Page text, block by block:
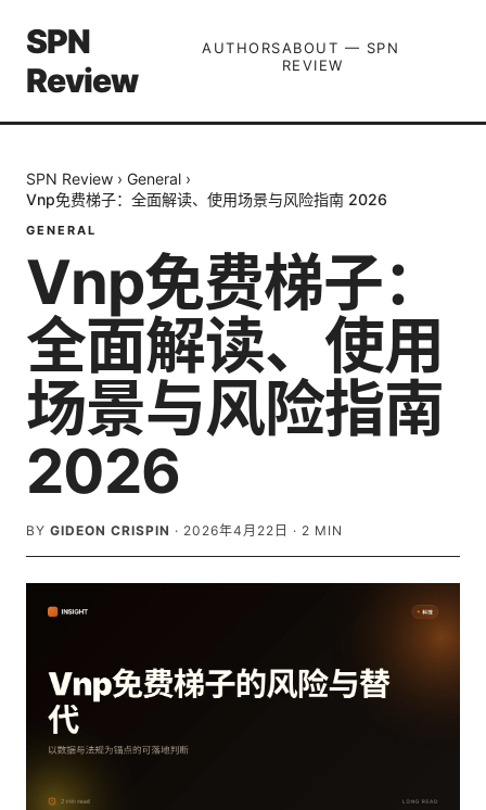
SPN
Review
AUTHORSABOUT — SPN
REVIEW
SPN Review › General ›
Vnp免费梯子：全面解读、使用场景与风险指南 2026
GENERAL
Vnp免费梯子：
全面解读、使用
场景与风险指南
2026
BY GIDEON CRISPIN · 2026年4月22日 · 2 MIN